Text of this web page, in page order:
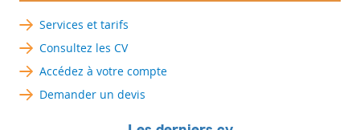
Services et tarifs
Consultez les CV
Accédez à votre compte
Demander un devis